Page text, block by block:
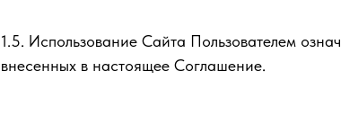
1.5. Использование Сайта Пользователем
внесенных в настоящее Соглашение.